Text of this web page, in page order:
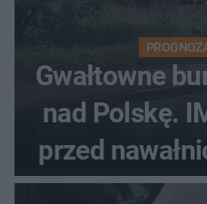
Gwałtowne
nad Polskę.
przed